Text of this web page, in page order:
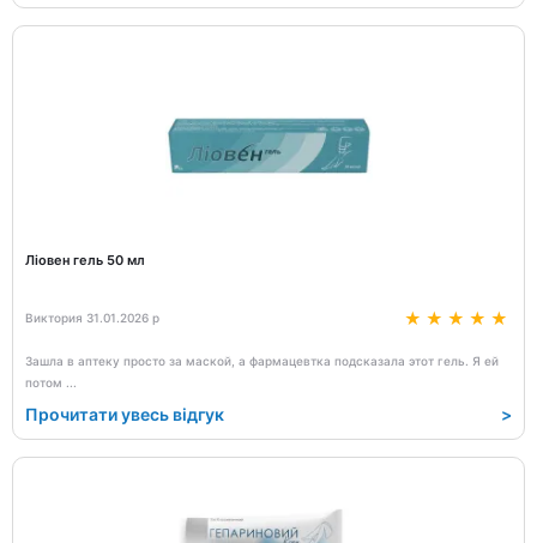
Ліовен гель 50 мл
Виктория 31.01.2026 р
Зашла в аптеку просто за маской, а фармацевтка подсказала этот гель. Я ей
потом
Прочитати увесь відгук >